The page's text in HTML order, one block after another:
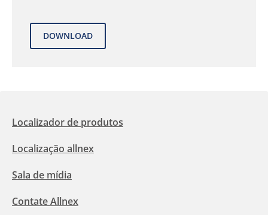
Localizador de produtos
Localização allnex
Sala de mídia
Contate Allnex